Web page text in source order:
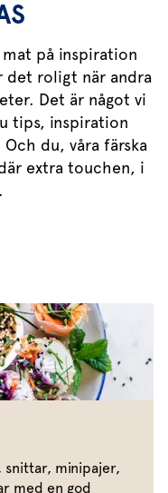
på inspiration
roligt när andra
Det är något vi
tips, inspiration
du, våra färska
extra touchen, i
snittar, minipajer,
med en god